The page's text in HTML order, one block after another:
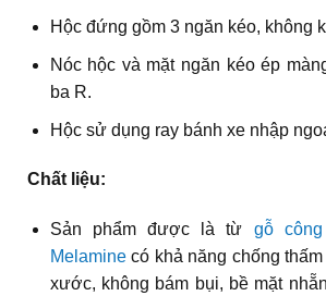
Hộc đứng gồm 3 ngăn kéo, không
Nóc hộc và mặt ngăn kéo ép
ba R.
Hộc sử dụng ray bánh xe nhập
Chất liệu:
Sản phẩm được là từ gỗ
Melaminecó khả năng chống
xước, không bám bụi, bề mặt